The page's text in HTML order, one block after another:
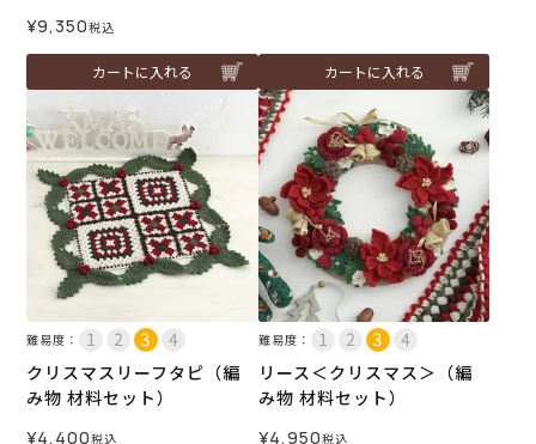
¥9,350税込
カートに入れる カートに入れる
難易度：
クリスマスリーフタピ（編
み物 材料セット）
¥4,400税込
難易度：
リース＜クリスマス＞（編
み物 材料セット）
¥4,950税込